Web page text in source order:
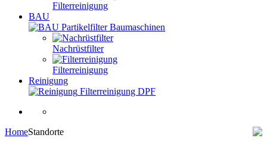
Filterreinigung
BAU
Partikelfilter Baumaschinen
Nachrüstfilter
Filterreinigung
Reinigung
Filterreinigung DPF
HomeStandorte